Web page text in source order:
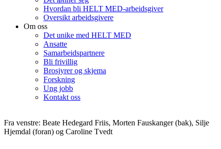
Hvordan bli HELT MED-arbeidsgiver
Oversikt arbeidsgivere
Om oss
Det unike med HELT MED
Ansatte
Samarbeidspartnere
Bli frivillig
Brosjyrer og skjema
Forskning
Ung jobb
Kontakt oss
Fra venstre: Beate Hedegard Friis, Morten Fauskanger (bak), Silje
Hjemdal (foran) og Caroline Tvedt